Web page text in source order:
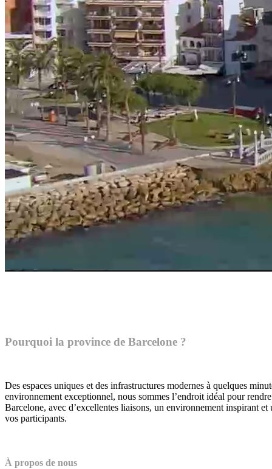
Pourquoi la province de Barcelone ?
Des espaces uniques et des infrastructures modernes à quelques
environnement exceptionnel, nous sommes l’endroit idéal pour
Barcelone, avec d’excellentes liaisons, un environnement inspirant
vos participants.
À propos de nous